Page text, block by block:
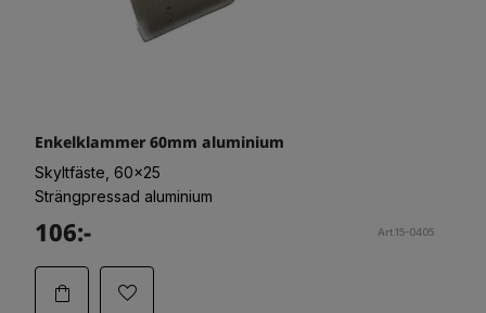
Enkelklammer 60mm aluminium
Skyltfäste, 60x25
Strängpressad aluminium
106:- Art.15-0405